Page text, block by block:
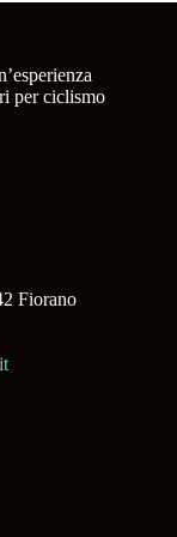
per ciclismo
Fiorano